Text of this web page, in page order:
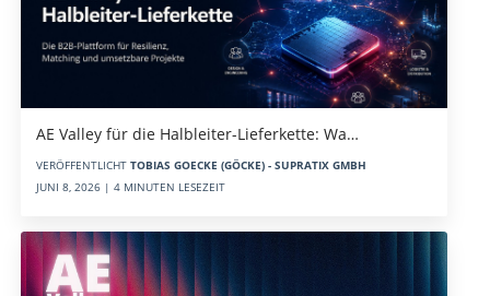
AE Valley für die Halbleiter-Lieferkette: Wa…
VERÖFFENTLICHT TOBIAS GOECKE (GÖCKE) - SUPRATIX GMBH
JUNI 8, 2026 | 4 MINUTEN LESEZEIT